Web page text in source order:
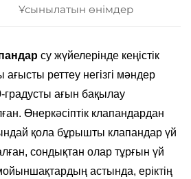
Ұсынылатын өнімдер
су жүйелерінде кеңістік
реттеу негізгі мәндер
ағын бақылау
Өнеркәсіптік клапандардан
қола бұрышты клапандар үй
сондықтан олар тұрғын үй
астында, еріктің